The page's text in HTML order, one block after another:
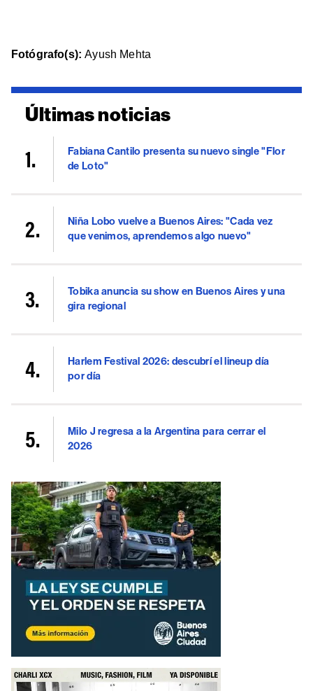
Fotógrafo(s):Ayush Mehta
Últimas noticias
Fabiana Cantilo presenta su nuevo single "Flor
de Loto"
Niña Lobo vuelve a Buenos Aires: "Cada vez
que venimos, aprendemos algo nuevo"
Tobika anuncia su show en Buenos Aires y una
gira regional
Harlem Festival 2026: descubrí el lineup día
por día
Milo J regresa a la Argentina para cerrar el
2026